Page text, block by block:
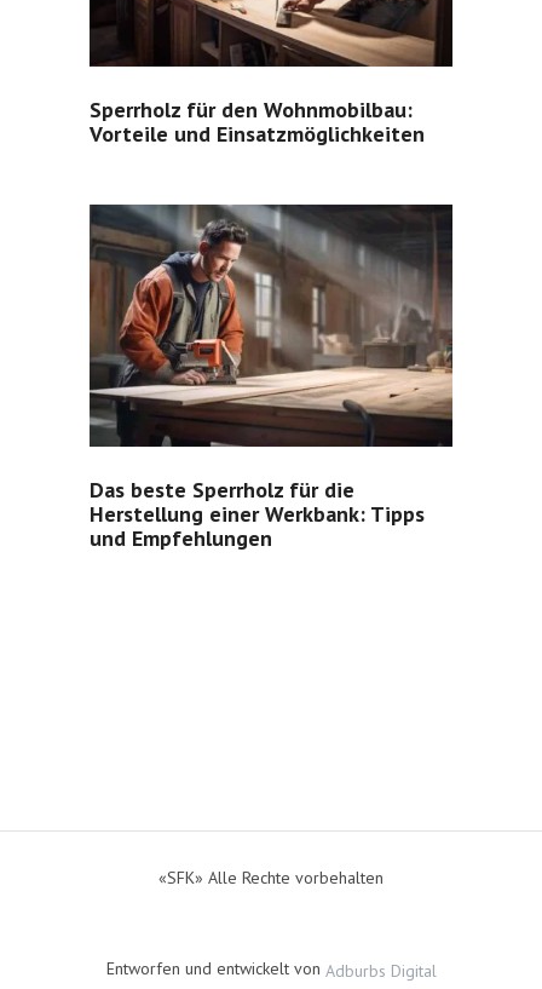
Sperrholz für den Wohnmobilbau:
Vorteile und Einsatzmöglichkeiten
Das beste Sperrholz für die
Herstellung einer Werkbank: Tipps
und Empfehlungen
«SFK» Alle Rechte vorbehalten
Entworfen und entwickelt von Adburbs Digital